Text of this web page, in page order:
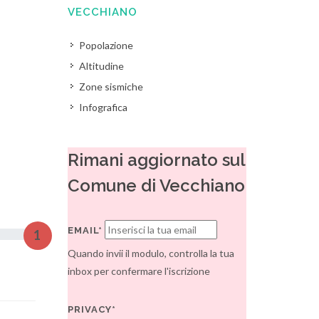
1
VECCHIANO
Popolazione
Altitudine
Zone sismiche
Infografica
Rimani aggiornato sul
Comune di Vecchiano
EMAIL*
Quando invii il modulo, controlla la tua
inbox per confermare l'iscrizione
PRIVACY*